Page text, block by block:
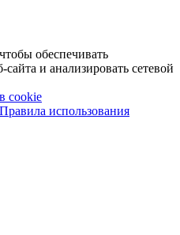
обеспечивать
и анализировать сетевой
cookie
Правила использования